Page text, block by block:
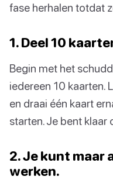
fase herhalen totdat
1. Deel 10
Begin met het
iedereen 10 kaarten.
en draai één kaart
starten. Je bent klaar
2. Je kunt maar
werken.